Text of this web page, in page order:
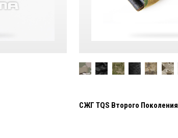
СЖГ TQS Второго Поколения